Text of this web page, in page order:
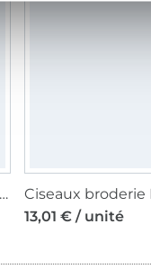
Ciseaux à broder KAI 13,5 cm, noir
13,01 € / unité